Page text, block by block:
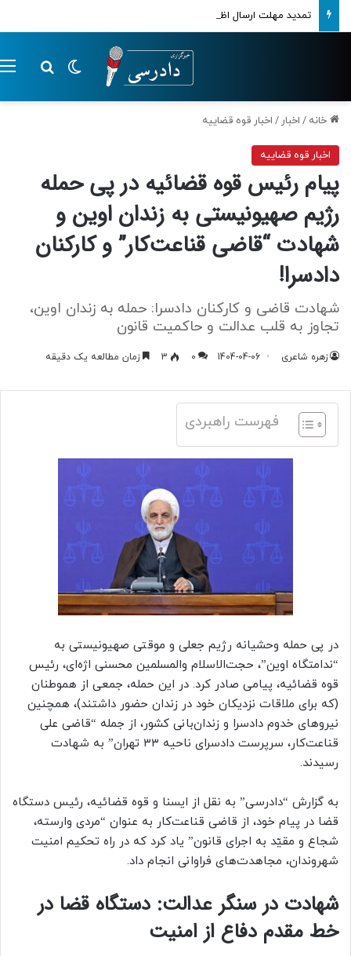
تمدید مهلت ارسال اظهارنامه‌های مالیاتی تا پایان تابستان 1405
تغییر پوسته
خانه / اخبار / اخبار قوه قضاییه
اخبار قوه قضاییه
پیام رئیس قوه قضائیه در پی حمله
رژیم صهیونیستی به زندان اوین و
شهادت “قاضی قناعت‌کار” و کارکنان
دادسرا!
شهادت قاضی و کارکنان دادسرا: حمله به زندان اوین،
تجاوز به قلب عدالت و حاکمیت قانون
زهره شاعری 1404-04-06
0
3 زمان مطالعه یک دقیقه
فهرست راهبردی
در پی حمله وحشیانه رژیم جعلی و موقتی صهیونیستی به
“ندامتگاه اوین”، حجت‌الاسلام والمسلمین محسنی اژه‌ای، رئیس
قوه قضائیه، پیامی صادر کرد. در این حمله، جمعی از هموطنان
(که برای ملاقات نزدیکان خود در زندان حضور داشتند)، همچنین
نیروهای خدوم دادسرا و زندان‌بانی کشور، از جمله “قاضی علی
قناعت‌کار، سرپرست دادسرای ناحیه ۳۳ تهران” به شهادت
رسیدند.
به گزارش “دادرسی” به نقل از ایسنا و قوه قضائیه، رئیس دستگاه
قضا در پیام خود، از قاضی قناعت‌کار به عنوان “مردی وارسته،
شجاع و مقیّد به اجرای قانون” یاد کرد که در راه تحکیم امنیت
شهروندان، مجاهدت‌های فراوانی انجام داد.
شهادت در سنگر عدالت: دستگاه قضا در
خط مقدم دفاع از امنیت